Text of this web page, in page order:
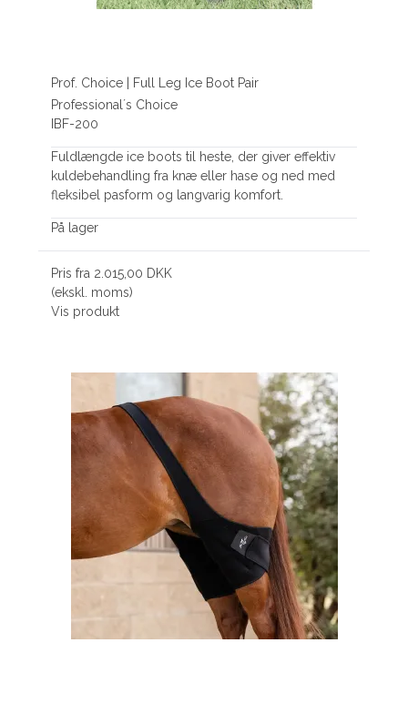
Prof. Choice | Full Leg Ice Boot Pair
Professional´s Choice
IBF-200
Fuldlængde ice boots til heste, der giver effektiv
kuldebehandling fra knæ eller hase og ned med
fleksibel pasform og langvarig komfort.
På lager
Pris fra 2.015,00 DKK
(ekskl. moms)
Vis produkt